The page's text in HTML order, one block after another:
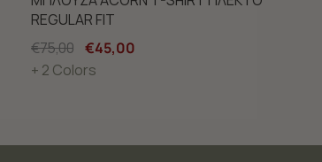
REGULAR FIT
€75,00 €45,00
+ 2 Colors